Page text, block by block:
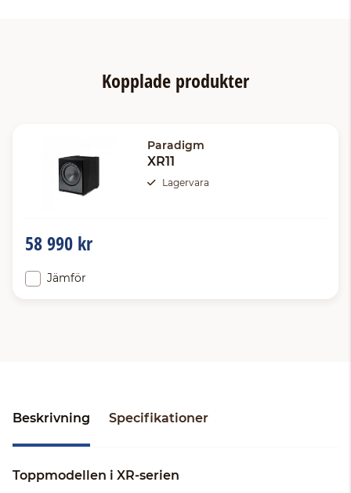
Kopplade produkter
Paradigm
XR11
Lagervara
58 990 kr
Jämför
Beskrivning Specifikationer
Toppmodellen i XR-serien